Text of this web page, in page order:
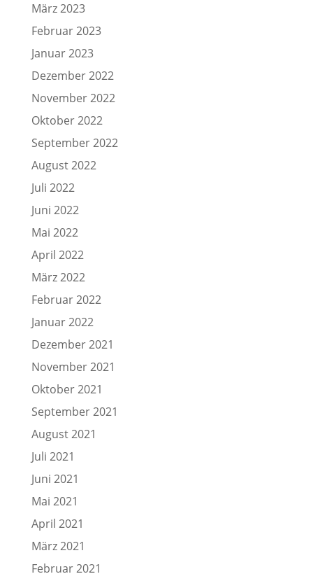
März 2023
Februar 2023
Januar 2023
Dezember 2022
November 2022
Oktober 2022
September 2022
August 2022
Juli 2022
Juni 2022
Mai 2022
April 2022
März 2022
Februar 2022
Januar 2022
Dezember 2021
November 2021
Oktober 2021
September 2021
August 2021
Juli 2021
Juni 2021
Mai 2021
April 2021
März 2021
Februar 2021